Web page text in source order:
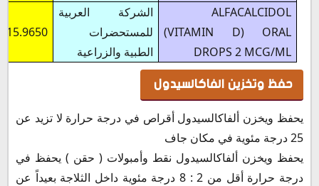
ALFACALCIDOL
(VITAMIN D) ORAL
DROPS 2 MCG/ML
الشركة العربية
للمستحضرات
الطبية والزراعية
15.9650
حفظ وتخزين الفاكالسيدول
يحفظ ويخزن ألفاكالسيدول أقراص في درجة حرارة لا تزيد عن
25 درجة مئوية في مكان جاف
يحفظ ويخزن ألفاكالسيدول نقط وأمبولات ( حقن ) يحفظ في
درجة حرارة أقل من 2 : 8 درجة مئوية داخل الثلاجة بعيداً عن